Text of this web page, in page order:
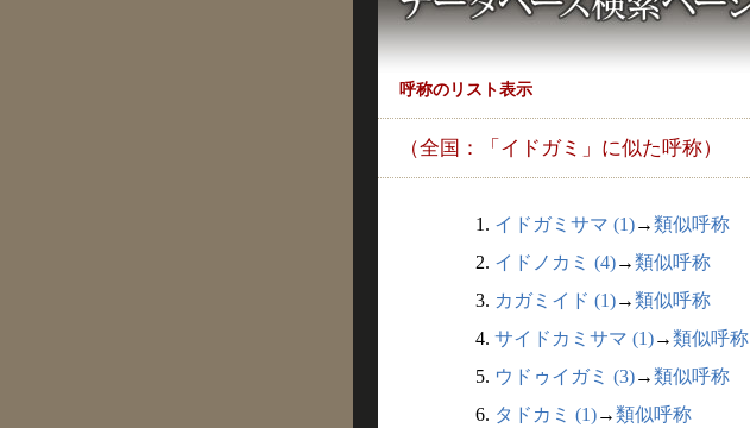
呼称のリスト表示
（全国：「イドガミ」に似た呼称）
1. イドガミサマ (1)→類似呼称
2. イドノカミ (4)→類似呼称
3. カガミイド (1)→類似呼称
4. サイドカミサマ (1)→類似呼称
5. ウドゥイガミ (3)→類似呼称
6. タドカミ (1)→類似呼称